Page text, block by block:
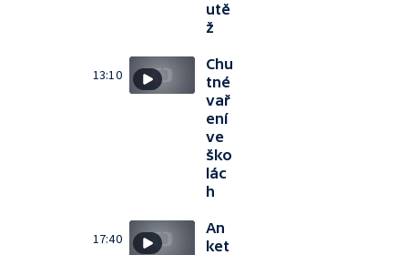
utě
ž
13:10
Chu
tné
vař
ení
ve
ško
lác
h
17:40
An
ket